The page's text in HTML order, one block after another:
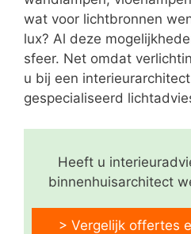
wat voor lichtbronnen
lux? Al deze
sfeer. Net omdat
u bij een
gespecialiseerd
Heeft u
binnenhuisarchitect
> Vergelijk offertes